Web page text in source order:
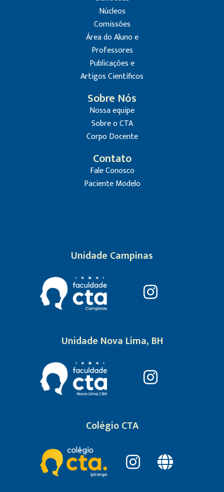
Núcleos
Comissões
Área do Aluno e
Professores
Publicações e
Artigos Científicos
Sobre Nós
Nossa equipe
Sobre o CTA
Corpo Docente
Contato
Fale Conosco
Paciente Modelo
Unidade Campinas
Unidade Nova Lima, BH
Colégio CTA